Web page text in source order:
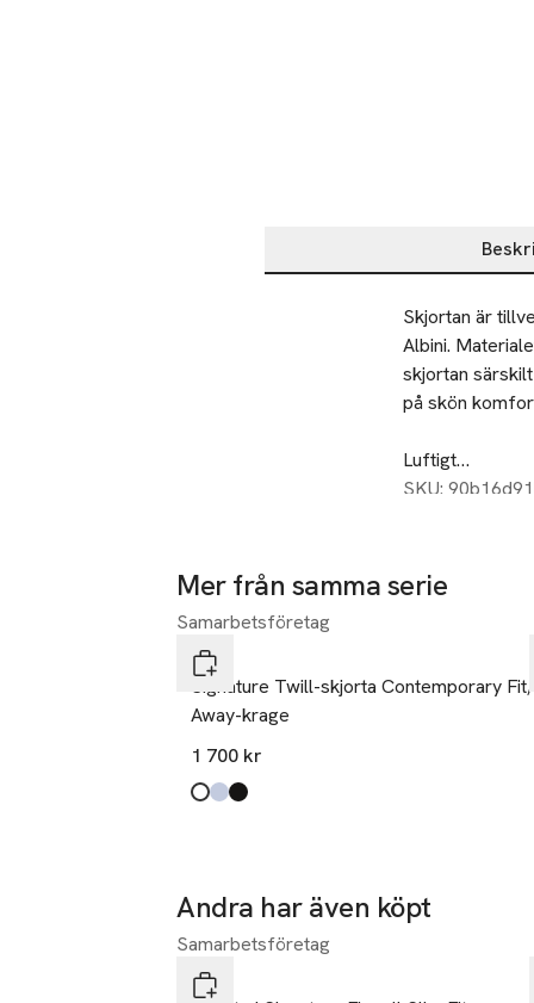
Beskrivning
Skjortan är
Albini.
skjortan
på skön
Luftigt
Plaggtvättat
SKU:
Mer från samma serie
Hoppa över bildspelet
Samarbetsföretag
Eton
Signature Twill-skjorta Contemporary
Away-krage
1 700 kr
Produkten finns i färgerna:
white,
light blue
black,
Andra har även köpt
Hoppa över bildspelet
Samarbetsföretag
Eton